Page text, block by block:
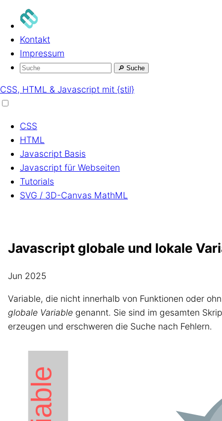
Kontakt
Impressum
🔎 Suche
CSS, HTML & Javascript mit {stil}
CSS
HTML
Javascript Basis
Javascript für Webseiten
Tutorials
SVG / 3D-Canvas MathML
Javascript globale und lokale
Jun 2025
Variable, die nicht innerhalb von Funktionen oder
globale Variable genannt. Sie sind im gesamten
erzeugen und erschweren die Suche nach Fehlern.